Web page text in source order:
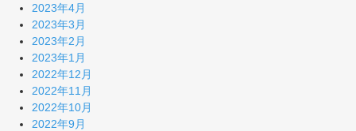
2023年4月
2023年3月
2023年2月
2023年1月
2022年12月
2022年11月
2022年10月
2022年9月